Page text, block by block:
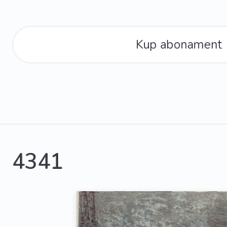
Kup abonament
4341